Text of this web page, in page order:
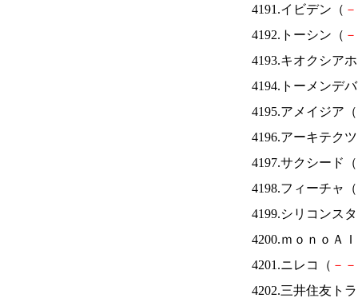
4191.イビデン（ －
4192.トーシン（ －
4193.キオクシア
4194.トーメンデ
4195.アメイジア（
4196.アーキテク
4197.サクシード（
4198.フィーチャ（
4199.シリコンス
4200.ｍｏｎｏＡ
4201.ニレコ（ － －
4202.三井住友ト